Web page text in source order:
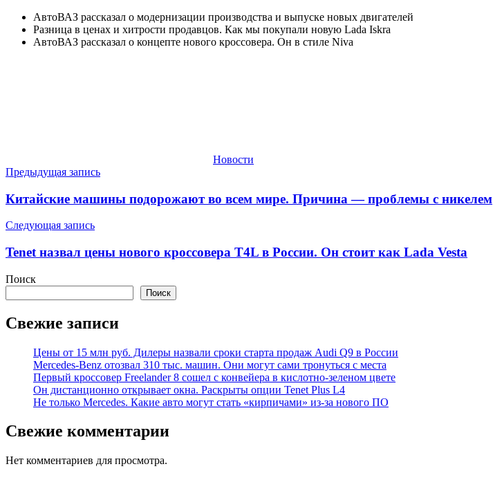
АвтоВАЗ рассказал о модернизации производства и выпуске новых двигателей
Разница в ценах и хитрости продавцов. Как мы покупали новую Lada Iskra
АвтоВАЗ рассказал о концепте нового кроссовера. Он в стиле Niva
Новости
Навигация
по
Предыдущая запись
Китайские машины подорожают во всем мире. Причина — проблемы с никелем
Следующая запись
Tenet назвал цены нового кроссовера T4L в России. Он стоит как Lada Vesta
Поиск
Поиск
Свежие записи
Цены от 15 млн руб. Дилеры назвали сроки старта продаж Audi Q9 в России
Mercedes-Benz отозвал 310 тыс. машин. Они могут сами тронуться с места
Первый кроссовер Freelander 8 сошел с конвейера в кислотно-зеленом цвете
Он дистанционно открывает окна. Раскрыты опции Tenet Plus L4
Не только Mercedes. Какие авто могут стать «кирпичами» из-за нового ПО
Свежие комментарии
Нет комментариев для просмотра.